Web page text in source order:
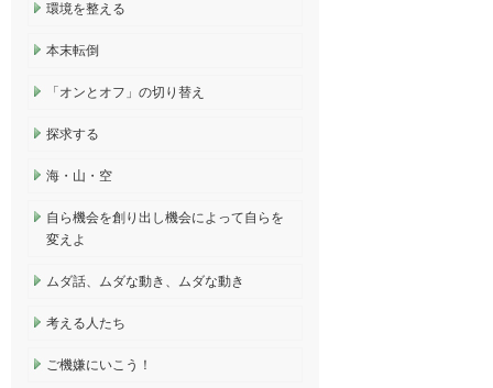
環境を整える
本末転倒
「オンとオフ」の切り替え
探求する
海・山・空
自ら機会を創り出し機会によって自らを
変えよ
ムダ話、ムダな動き、ムダな動き
考える人たち
ご機嫌にいこう！